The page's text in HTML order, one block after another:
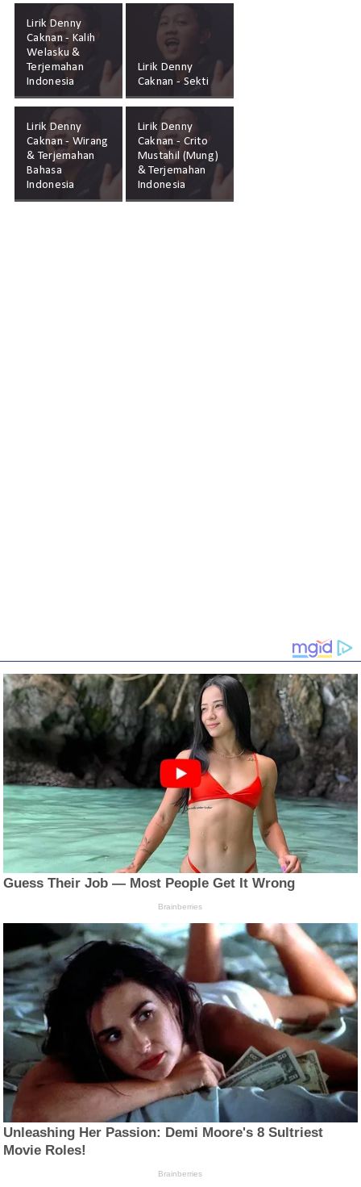
Lirik Denny
Caknan - Kalih
Welasku &
Terjemahan
Indonesia
Lirik Denny
Caknan - Sekti
Lirik Denny
Caknan - Wirang
& Terjemahan
Bahasa
Indonesia
Lirik Denny
Caknan - Crito
Mustahil (Mung)
& Terjemahan
Indonesia